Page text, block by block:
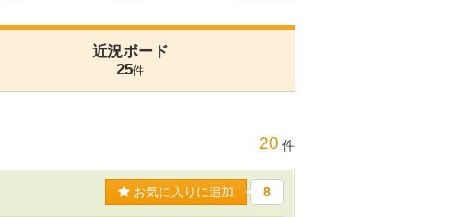
近況ボード
25件
20 件
お気に入りに追加 8